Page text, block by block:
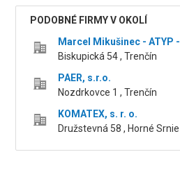
PODOBNÉ FIRMY V OKOLÍ
Marcel Mikušinec - ATYP -
Biskupická 54 , Trenčín
PAER, s.r.o.
Nozdrkovce 1 , Trenčín
KOMATEX, s. r. o.
Družstevná 58 , Horné Srnie